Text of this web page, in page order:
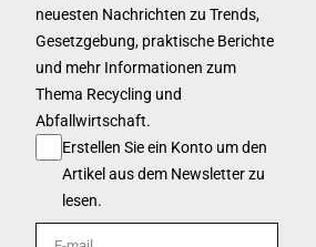
neuesten Nachrichten zu Trends,
Gesetzgebung, praktische Berichte
und mehr Informationen zum
Thema Recycling und
Abfallwirtschaft.
Erstellen Sie ein Konto um den
Artikel aus dem Newsletter zu
lesen.
E-mail